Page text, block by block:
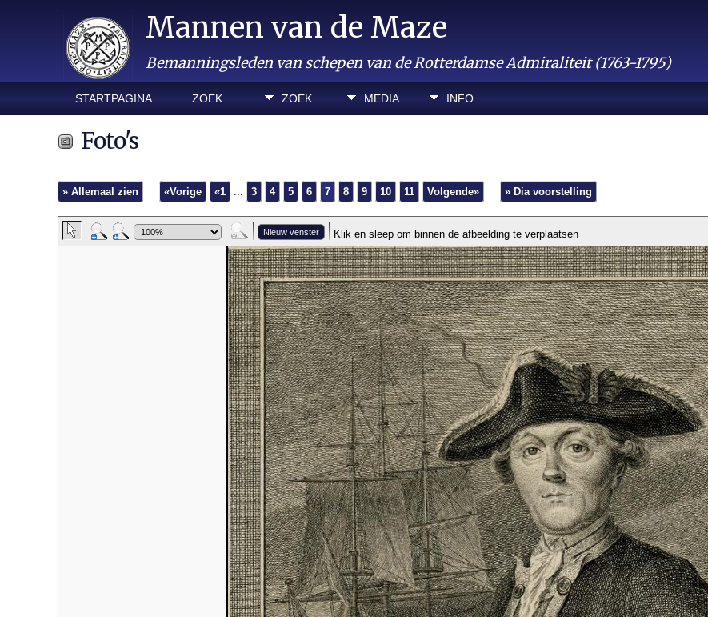
Mannen van de Maze
Bemanningsleden van schepen van de Rotterdamse Admiraliteit (1763-1795)
STARTPAGINA ZOEK ZOEK MEDIA INFO
Foto's
» Allemaal zien «Vorige «1 ... 3 4 5 6 7 8 9 10 11 Volgende» » Dia voorstelling